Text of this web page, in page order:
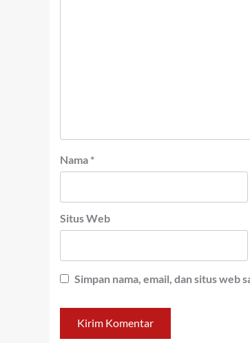
Nama *
Situs Web
Simpan nama, email, dan situs web